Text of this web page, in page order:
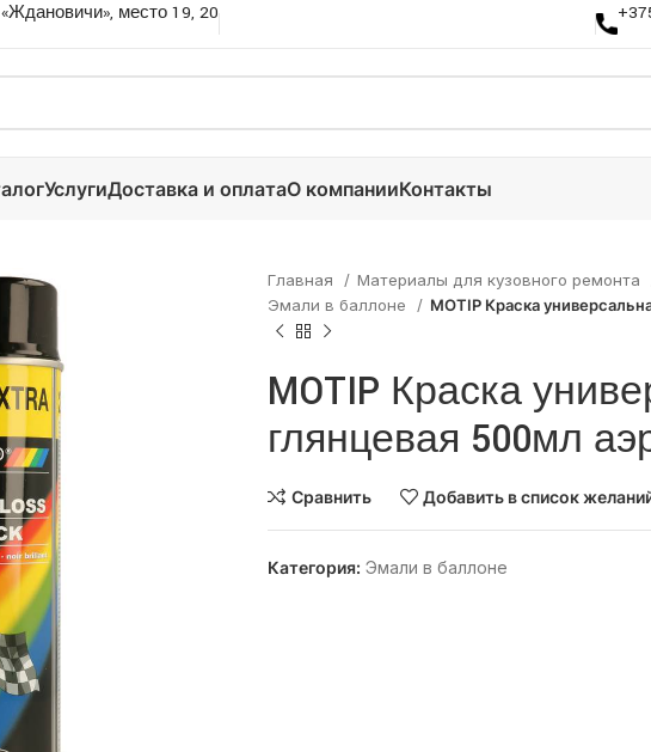
место 19, 20
УслугиДоставка и оплатаО компанииКонтакты
Главная Материалы для кузовного ремонта
Эмали в баллоне
MOTIP Краска
MOTIP Краска
глянцевая 500мл
Сравнить Добавить в список
Категория: Эмали в баллоне